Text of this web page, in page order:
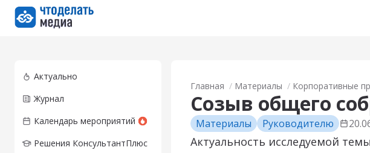
Перейти на главную страницу
Актуально
Журнал
Календарь мероприятий
Решения КонсультантПлюс
Главная Материалы Корпоративные
Созыв общего
Материалы Руководителю
Актуальность исследуемой